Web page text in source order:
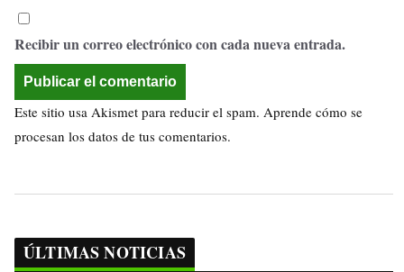
Recibir un correo electrónico con cada nueva entrada.
Este sitio usa Akismet para reducir el spam. Aprende cómo se
procesan los datos de tus comentarios.
ÚLTIMAS NOTICIAS